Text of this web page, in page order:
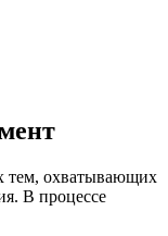
тем, охватывающих
В процессе